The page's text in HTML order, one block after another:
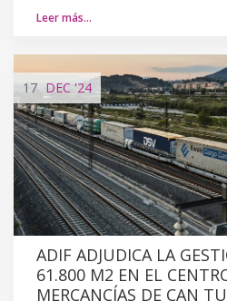
Leer más…
17 DEC'24
ADIF ADJUDICA LA
61.800 M2 EN EL
MERCANCÍAS DE CAN